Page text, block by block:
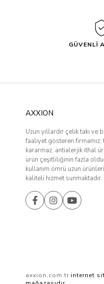
GÜVENLİ
AXXION
Uzun yıllardır çelik takı ve
faaliyet gösteren firmamız;
kararmaz, antialerjik ithal
ürün çeşitliliğinin fazla
kullanım ömrü uzun
kaliteli hizmet sunmaktadır.
axxion.com.tr internet